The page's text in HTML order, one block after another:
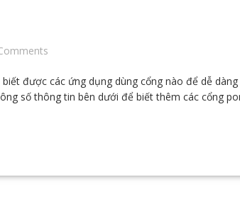
được các ứng dụng dùng cổng nào để dễ
số thông tin bên dưới để biết thêm các cổng